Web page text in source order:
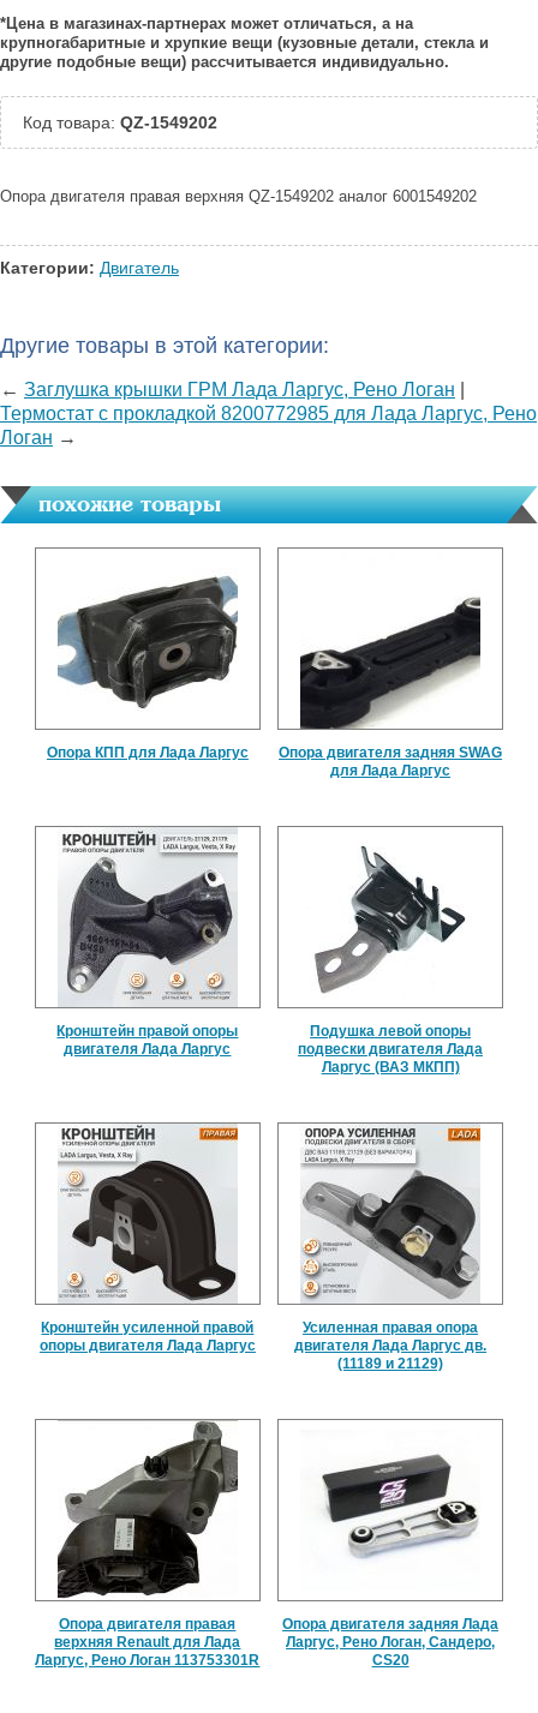
*Цена в магазинах-партнерах может отличаться, а на
крупногабаритные и хрупкие вещи (кузовные детали, стекла и
другие подобные вещи) рассчитывается индивидуально.
Код товара: QZ-1549202
Опора двигателя правая верхняя QZ-1549202 аналог 6001549202
Категории: Двигатель
Другие товары в этой категории:
← Заглушка крышки ГРМ Лада Ларгус, Рено Логан
Термостат с прокладкой 8200772985 для Лада Ларгус, Рено
Логан →
похожие товары
Опора КПП для Лада Ларгус
Опора двигателя задняя SWAG
для Лада Ларгус
Кронштейн правой опоры
двигателя Лада Ларгус
Подушка левой опоры
подвески двигателя Лада
Ларгус (ВАЗ МКПП)
Кронштейн усиленной правой
опоры двигателя Лада Ларгус
Усиленная правая опора
двигателя Лада Ларгус дв.
(11189 и 21129)
Опора двигателя правая
верхняя Renault для Лада
Ларгус, Рено Логан 113753301R
Опора двигателя задняя Лада
Ларгус, Рено Логан, Сандеро,
CS20